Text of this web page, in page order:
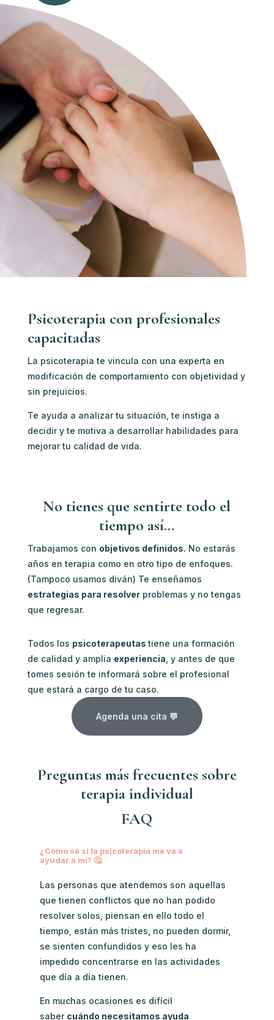
Psicoterapia con profesionales
capacitadas
La psicoterapia te vincula con una experta en
modificación de comportamiento con objetividad y
sin prejuicios.
Te ayuda a analizar tu situación, te instiga a
decidir y te motiva a desarrollar habilidades para
mejorar tu calidad de vida.
No tienes que sentirte todo el
tiempo así…
Trabajamos con objetivos definidos. No estarás
años en terapia como en otro tipo de enfoques.
(Tampoco usamos diván) Te enseñamos
estrategias para resolverproblemas y no tengas
que regresar.
Todos los psicoterapeutastiene una formación
de calidad y amplia experiencia , y antes de que
tomes sesión te informará sobre el profesional
que estará a cargo de tu caso.
Agenda una cita 💬
Preguntas más frecuentes sobre
terapia individual
FAQ
¿Cómo sé si la psicoterapia me va a
ayudar a mi? 🤔
Las personas que atendemos son aquellas
que tienen conflictos que no han podido
resolver solos, piensan en ello todo el
tiempo, están más tristes, no pueden dormir,
se sienten confundidos y eso les ha
impedido concentrarse en las actividades
que día a día tienen.
En muchas ocasiones es difícil
saber cuándo necesitamos ayuda